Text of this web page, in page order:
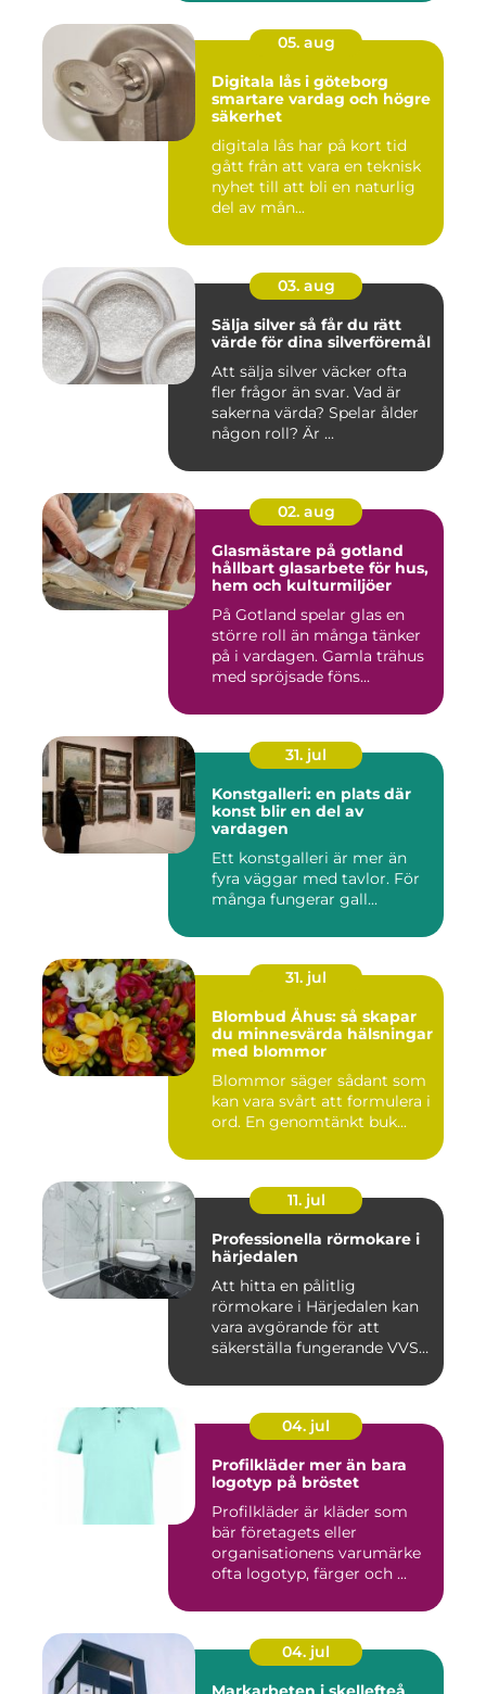
05. aug
Digitala lås i göteborg
smartare vardag och högre
säkerhet
digitala lås har på kort tid
gått från att vara en teknisk
nyhet till att bli en naturlig
del av mån...
03. aug
Sälja silver så får du rätt
värde för dina silverföremål
Att sälja silver väcker ofta
fler frågor än svar. Vad är
sakerna värda? Spelar ålder
någon roll? Är ...
02. aug
Glasmästare på gotland
hållbart glasarbete för hus,
hem och kulturmiljöer
På Gotland spelar glas en
större roll än många tänker
på i vardagen. Gamla trähus
med spröjsade föns...
31. jul
Konstgalleri: en plats där
konst blir en del av
vardagen
Ett konstgalleri är mer än
fyra väggar med tavlor. För
många fungerar gall...
31. jul
Blombud Åhus: så skapar
du minnesvärda hälsningar
med blommor
Blommor säger sådant som
kan vara svårt att formulera i
ord. En genomtänkt buk...
11. jul
Professionella rörmokare i
härjedalen
Att hitta en pålitlig
rörmokare i Härjedalen kan
vara avgörande för att
säkerställa fungerande VVS-
04. jul
Profilkläder mer än bara
logotyp på bröstet
Profilkläder är kläder som
bär företagets eller
organisationens varumärke
ofta logotyp, färger och ...
04. jul